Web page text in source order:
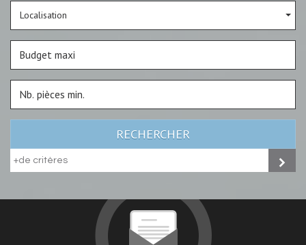
Localisation
RECHERCHER
+de critères